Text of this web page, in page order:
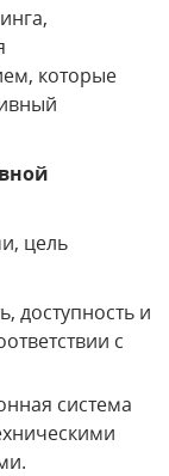
которые
цель
доступность и
с
система